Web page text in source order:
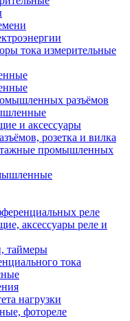
тока измерительные
разъёмов
и аксессуары
розетка и вилка
промышленных
реле
аксессуары реле и
таймеры
тока
нагрузки
фотореле